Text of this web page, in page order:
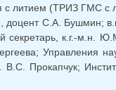
с литием (ТРИЗ ГМС с
доцент С.А. Бушмин;
к.г.-м.н.
Управления
Прокапчук;